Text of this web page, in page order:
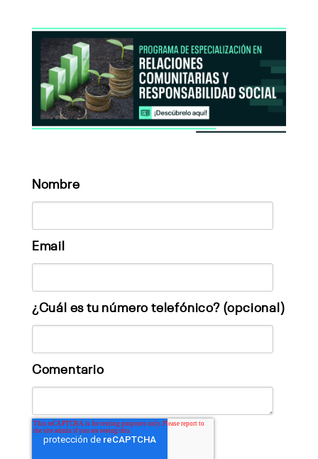
Nombre
Email
¿Cuál es tu número telefónico? (opcional)
Comentario